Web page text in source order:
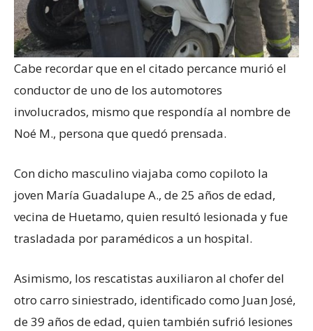
Cabe recordar que en el citado percance murió el
conductor de uno de los automotores
involucrados, mismo que respondía al nombre de
Noé M., persona que quedó prensada.
Con dicho masculino viajaba como copiloto la
joven María Guadalupe A., de 25 años de edad,
vecina de Huetamo, quien resultó lesionada y fue
trasladada por paramédicos a un hospital.
Asimismo, los rescatistas auxiliaron al chofer del
otro carro siniestrado, identificado como Juan José,
de 39 años de edad, quien también sufrió lesiones